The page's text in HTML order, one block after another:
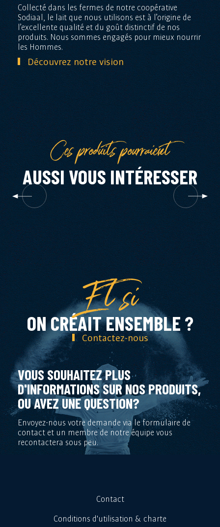
Collecté dans les fermes de notre coopérative
Sodiaal, le lait que nous utilisons est à l’origine de
l’excellente qualité et du goût distinctif de nos
produits. Nous sommes engagés pour mieux nourrir
les Hommes.
Découvrez notre vision
Ces produits pourraient
AUSSI VOUS INTÉRESSER
Et si
ON CRÉAIT ENSEMBLE ?
Contactez-nous
VOUS SOUHAITEZ PLUS
D'INFORMATIONS SUR NOS PRODUITS,
OU AVEZ UNE QUESTION?
Envoyez-nous votre demande via le formulaire de
contact et un membre de notre équipe vous
recontactera sous peu.
Contact
Conditions d'utilisation & charte